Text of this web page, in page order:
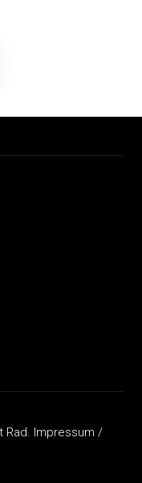
Rad. Impressum /